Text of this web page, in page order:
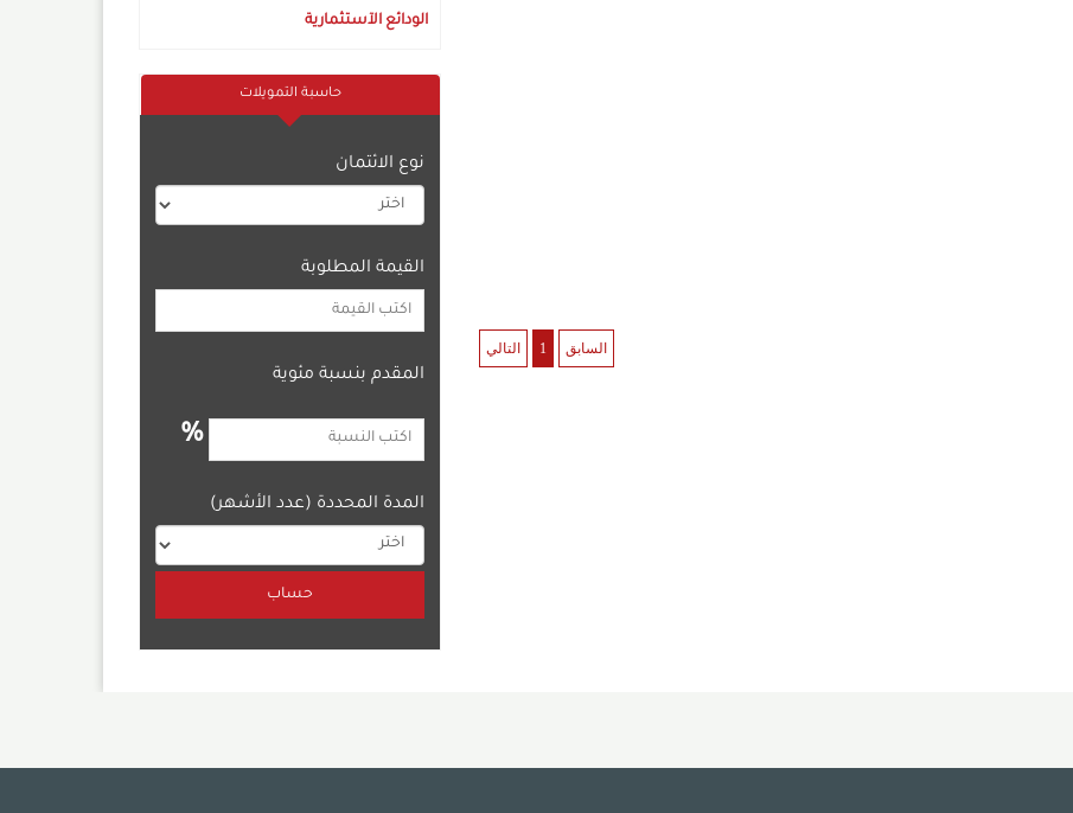
السابق 1 التالي
الودائع الآستثمارية
حاسبة التمويلات
نوع الائتمان
القيمة المطلوبة
المقدم بنسبة مئوية
%
المدة المحددة (عدد الأشهر)